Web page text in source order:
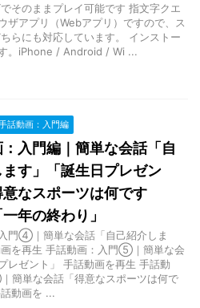
そのままプレイ可能です 指文字クエ
ザアプリ（Webアプリ）ですので、ス
らにも対応しています。 インストー
。iPhone / Android / Wi ...
話動画：入門編
入門編｜簡単な会話「自
す」「誕生日プレゼン
意なスポーツは何です
年の終わり」
門④｜簡単な会話「自己紹介しま
を再生 手話動画：入門⑤｜簡単な会
レゼント」 手話動画を再生 手話動
簡単な会話「得意なスポーツは何で
動画を ...